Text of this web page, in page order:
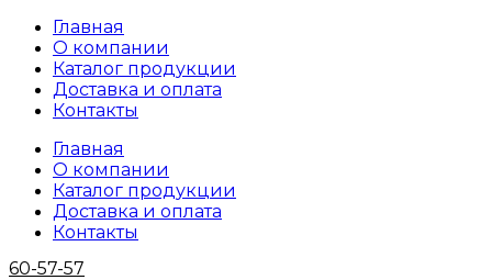
Главная
О компании
Каталог продукции
Доставка и оплата
Контакты
Главная
О компании
Каталог продукции
Доставка и оплата
Контакты
60-57-57